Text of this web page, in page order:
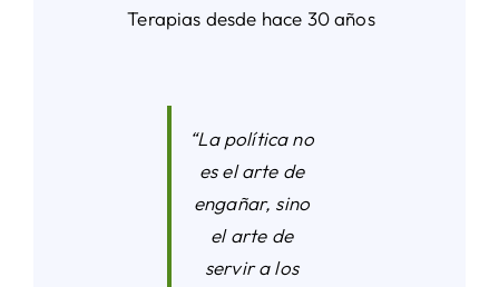
Terapias desde hace 30 años
“La política no
es el arte de
engañar, sino
el arte de
servir a los